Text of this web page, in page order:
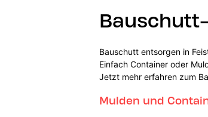
Bauschutt entsorgen in
Einfach Container oder
Jetzt mehr erfahren zum
Mulden und